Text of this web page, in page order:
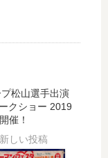
の
ッ
ト
ド
ル
ー
松山選手出演
クショー 2019
催！